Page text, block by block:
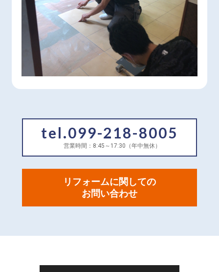
tel.099-218-8005
営業時間：8:45～17:30（年中無休）
リフォームに関しての
お問い合わせ